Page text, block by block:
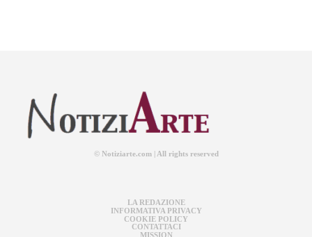
© Notiziarte.com | All rights reserved
LA REDAZIONE
INFORMATIVA PRIVACY
COOKIE POLICY
CONTATTACI
MISSION